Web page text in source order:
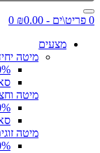
0 פריט\ים - ₪0.00
0
מצעים
מיטה יחיד 90/
מיטה וחצי 120/
מיטה זוגית 160/